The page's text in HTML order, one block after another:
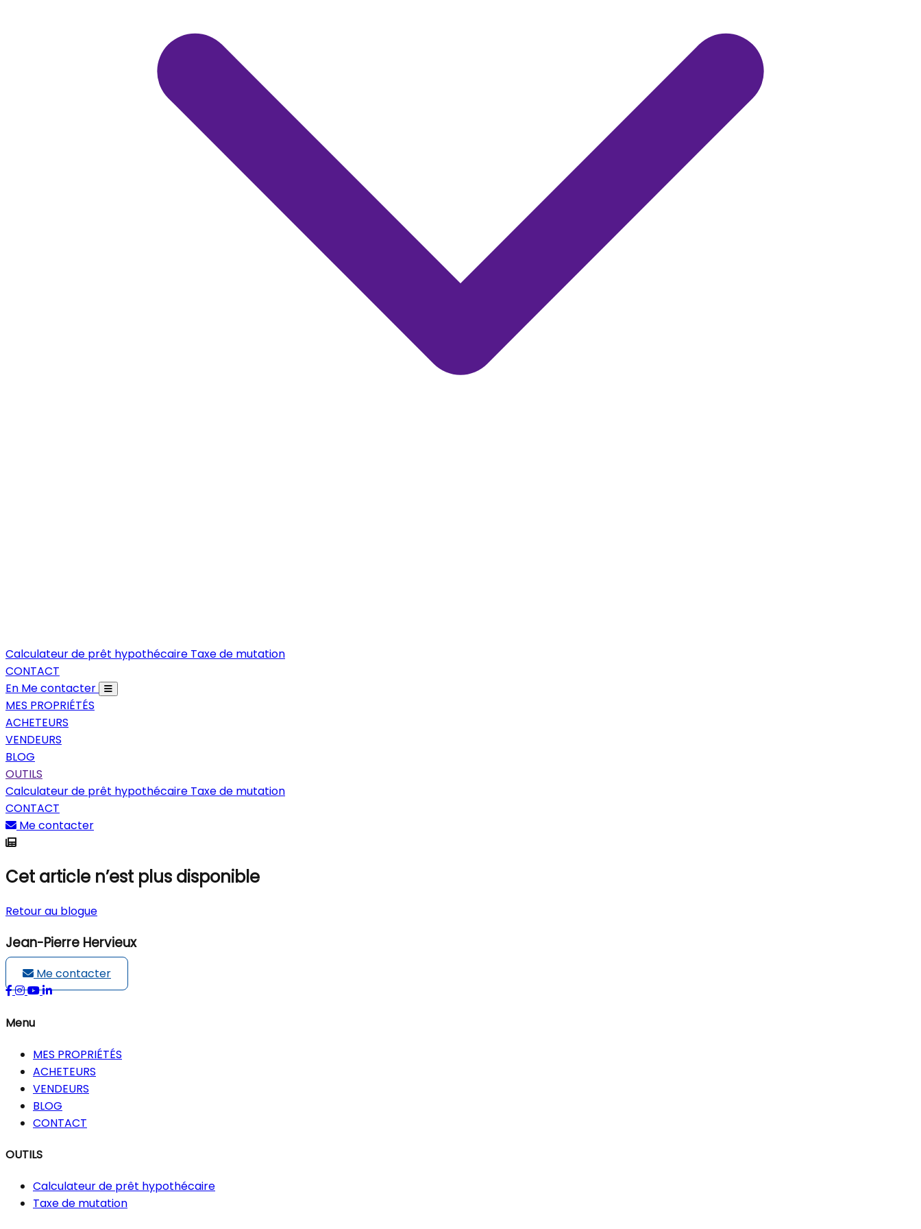
Calculateur de prêt hypothécaire Taxe de mutation
CONTACT
En Me contacter
MES PROPRIÉTÉS
ACHETEURS
VENDEURS
BLOG
OUTILS
Calculateur de prêt hypothécaire Taxe de mutation
CONTACT
Me contacter
Cet article n’est plus disponible
Retour au blogue
Jean-Pierre Hervieux
Me contacter
Menu
MES PROPRIÉTÉS
ACHETEURS
VENDEURS
BLOG
CONTACT
OUTILS
Calculateur de prêt hypothécaire
Taxe de mutation